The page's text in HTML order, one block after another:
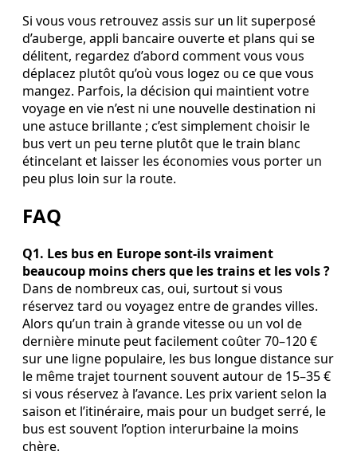
Si vous vous retrouvez assis sur un lit superposé
d’auberge, appli bancaire ouverte et plans qui se
délitent, regardez d’abord comment vous vous
déplacez plutôt qu’où vous logez ou ce que vous
mangez. Parfois, la décision qui maintient votre
voyage en vie n’est ni une nouvelle destination ni
une astuce brillante ; c’est simplement choisir le
bus vert un peu terne plutôt que le train blanc
étincelant et laisser les économies vous porter un
peu plus loin sur la route.
FAQ
Q1. Les bus en Europe sont‑ils vraiment
beaucoup moins chers que les trains et les vols ?
Dans de nombreux cas, oui, surtout si vous
réservez tard ou voyagez entre de grandes villes.
Alors qu’un train à grande vitesse ou un vol de
dernière minute peut facilement coûter 70–120 €
sur une ligne populaire, les bus longue distance sur
le même trajet tournent souvent autour de 15–35 €
si vous réservez à l’avance. Les prix varient selon la
saison et l’itinéraire, mais pour un budget serré, le
bus est souvent l’option interurbaine la moins
chère.